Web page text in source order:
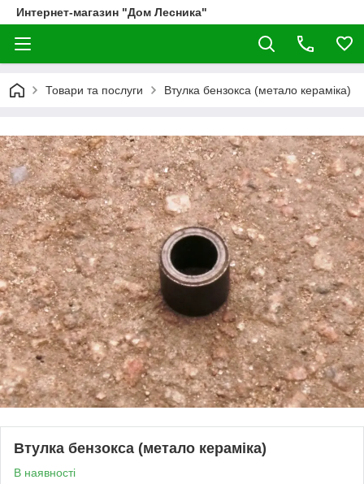
Интернет-магазин "Дом Лесника"
Товари та послуги Втулка бензокса (метало кераміка)
Втулка бензокса (метало кераміка)
В наявності